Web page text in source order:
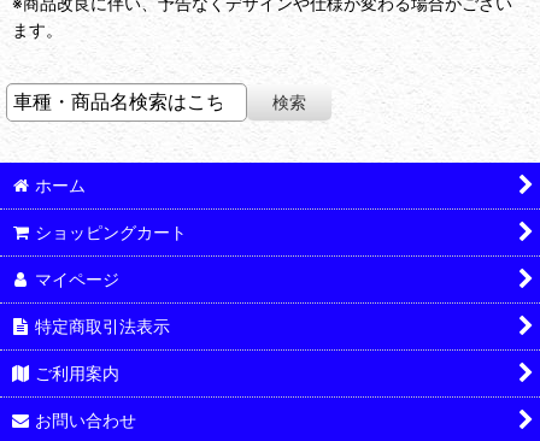
ます。
ホーム
ショッピングカート
マイページ
特定商取引法表示
ご利用案内
お問い合わせ